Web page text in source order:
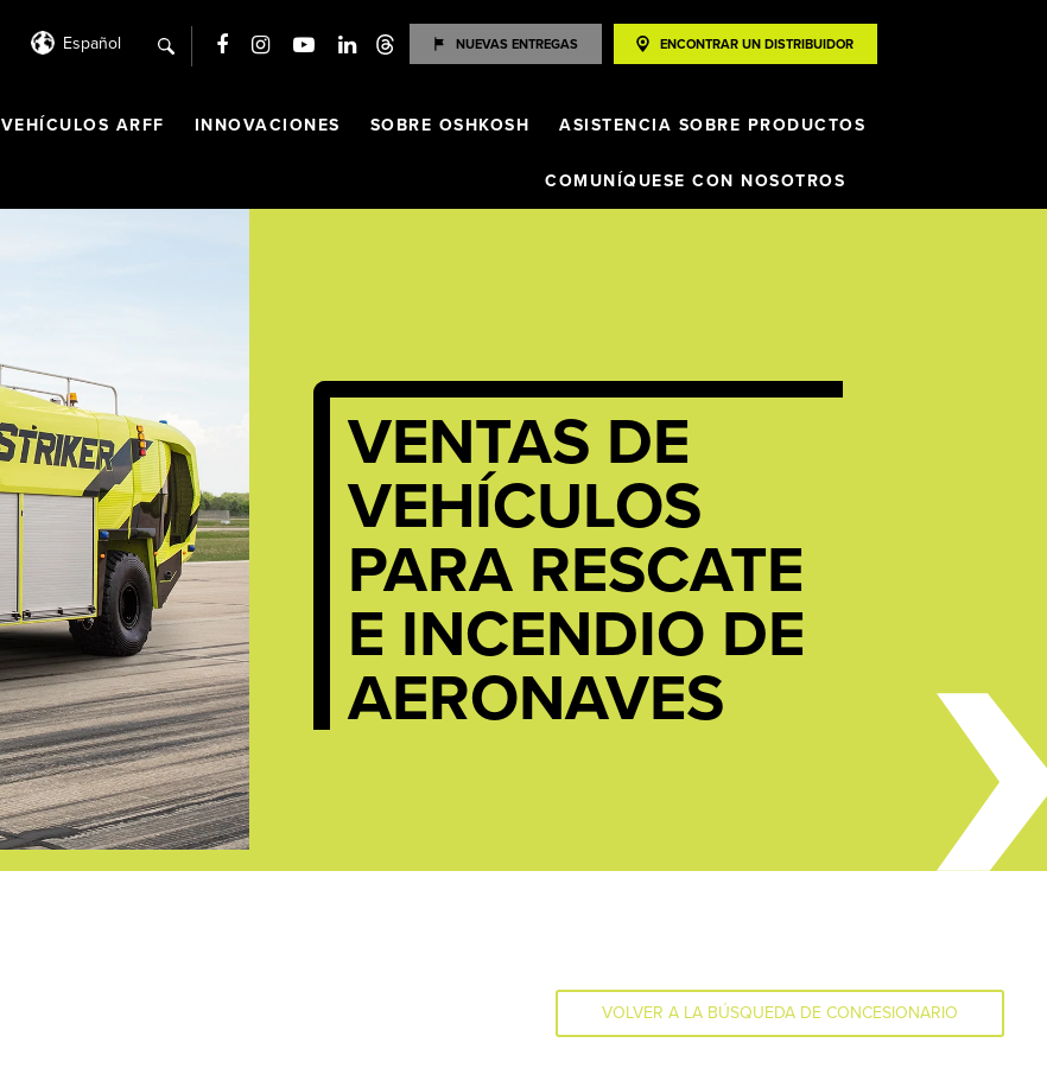
Español search
ENCONTRAR UN DISTRIBUIDOR
NUEVAS ENTREGAS
VEHÍCULOS ARFF INNOVACIONES SOBRE OSHKOSH ASISTENCIA SOBRE PRODUCTOS
COMUNÍQUESE CON NOSOTROS
VENTAS DE
VEHÍCULOS
PARA RESCATE
E INCENDIO DE
AERONAVES
VOLVER A LA BÚSQUEDA DE CONCESIONARIO